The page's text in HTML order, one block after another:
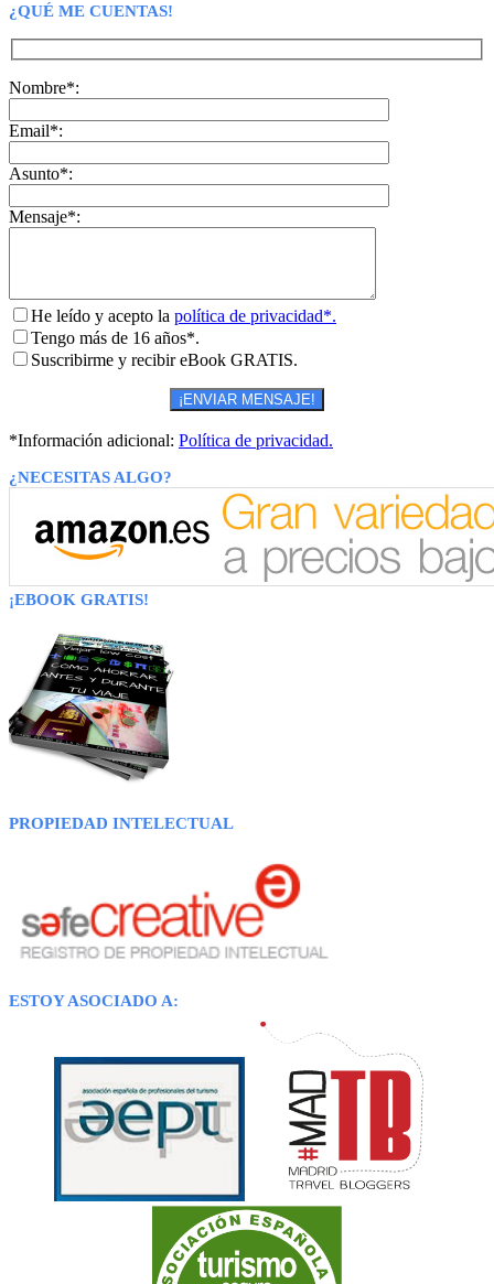
¿QUÉ ME CUENTAS!
Nombre*:
Email*:
Asunto*:
Mensaje*:
He leído y acepto la política de privacidad*.
Tengo más de 16 años*.
Suscribirme y recibir eBook GRATIS.
*Información adicional: Política de privacidad.
¿NECESITAS ALGO?
¡EBOOK GRATIS!
PROPIEDAD INTELECTUAL
ESTOY ASOCIADO A: